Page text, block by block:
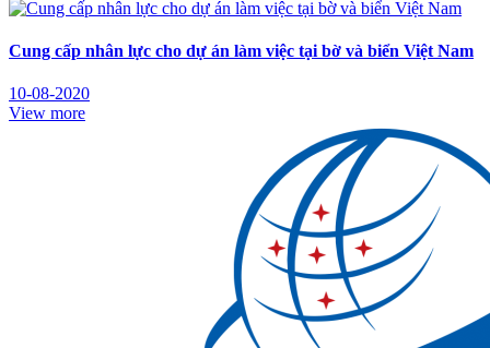
Cung cấp nhân lực cho dự án làm việc tại bờ và biển Việt Nam
10-08-2020
View more